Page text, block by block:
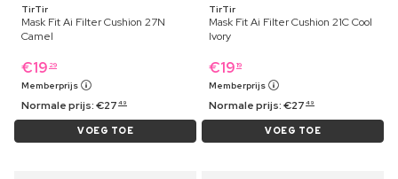
TirTir
Mask Fit Ai Filter Cushion 27N
Camel
€19 29
Memberprijs
Normale prijs:€27 49
VOEG TOE
TirTir
Mask Fit Ai Filter Cushion 21C Cool
Ivory
€19 19
Memberprijs
Normale prijs:€27 49
VOEG TOE